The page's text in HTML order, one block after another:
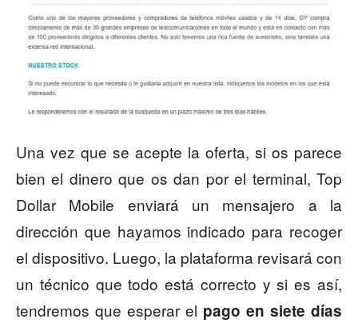
Una vez que se acepte la oferta, si os parece
bien el dinero que os dan por el terminal, Top
Dollar Mobile enviará un mensajero a la
dirección que hayamos indicado para recoger
el dispositivo. Luego, la plataforma revisará con
un técnico que todo está correcto y si es así,
tendremos que esperar el pago en siete días